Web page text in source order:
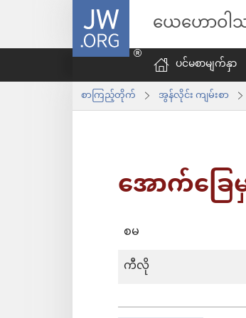
JW.ORG ယေဟောဝါ
ပင်မစာမျက်နှာ
စာကြည့်တိုက် အွန်လိုင်း ကျမ်းစာ
အောက်​ခြ
စမ
ကီလို